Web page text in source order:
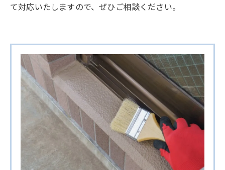
て対応いたしますので、ぜひご相談ください。